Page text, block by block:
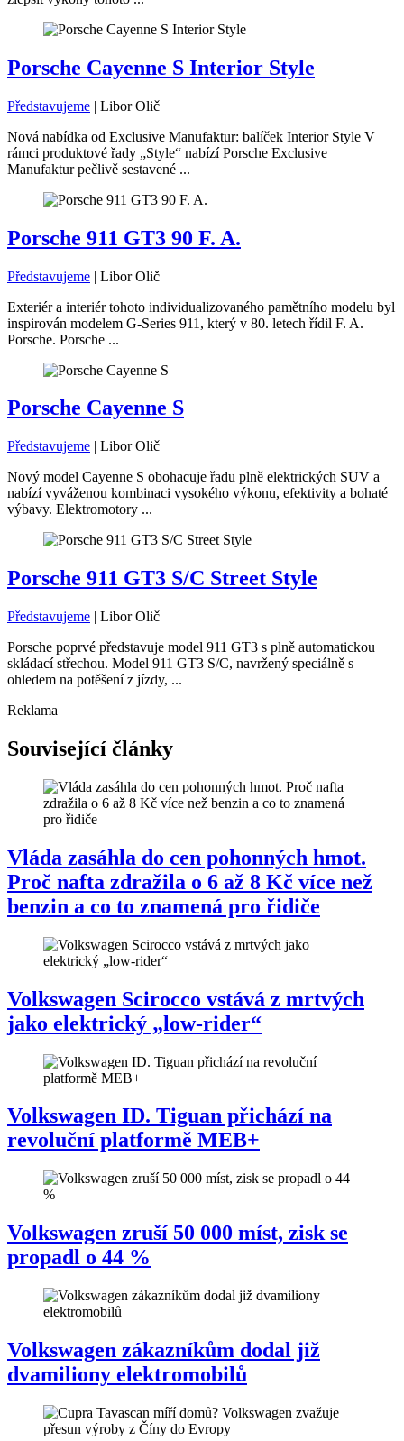
Porsche Cayenne S Interior Style
Představujeme | Libor Olič
Nová nabídka od Exclusive Manufaktur: balíček Interior Style V
rámci produktové řady „Style“ nabízí Porsche Exclusive
Manufaktur pečlivě sestavené ...
Porsche 911 GT3 90 F. A.
Představujeme | Libor Olič
Exteriér a interiér tohoto individualizovaného pamětního modelu byl
inspirován modelem G-Series 911, který v 80. letech řídil F. A.
Porsche. Porsche ...
Porsche Cayenne S
Představujeme | Libor Olič
Nový model Cayenne S obohacuje řadu plně elektrických SUV a
nabízí vyváženou kombinaci vysokého výkonu, efektivity a bohaté
výbavy. Elektromotory ...
Porsche 911 GT3 S/C Street Style
Představujeme | Libor Olič
Porsche poprvé představuje model 911 GT3 s plně automatickou
skládací střechou. Model 911 GT3 S/C, navržený speciálně s
ohledem na potěšení z jízdy, ...
Reklama
Související články
Vláda zasáhla do cen pohonných hmot.
Proč nafta zdražila o 6 až 8 Kč více než
benzin a co to znamená pro řidiče
Volkswagen Scirocco vstává z mrtvých
jako elektrický „low-rider“
Volkswagen ID. Tiguan přichází na
revoluční platformě MEB+
Volkswagen zruší 50 000 míst, zisk se
propadl o 44 %
Volkswagen zákazníkům dodal již
dvamiliony elektromobilů